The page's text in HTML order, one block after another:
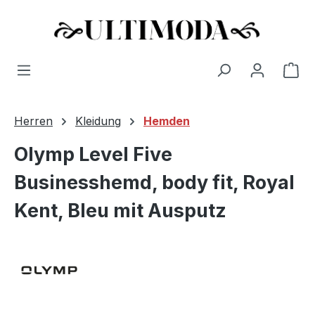
Zum Hauptinhalt springen
Herren Kleidung Hemden
Olymp Level Five
Businesshemd, body fit, Royal
Kent, Bleu mit Ausputz